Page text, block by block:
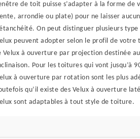
de toit puisse s’adapter à la forme de
arrondie ou plate) pour ne laisser
On peut distinguer plusieurs type
peuvent adopter selon le profil de votre
Velux à ouverture par projection destinée
Pour les toitures qui vont jusqu’à
à ouverture par rotation sont les plus
qu’il existe des Velux à ouverture
sont adaptables à tout style de toiture.